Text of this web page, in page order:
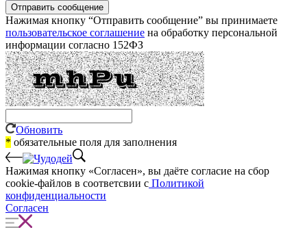
Отправить сообщение
Нажимая кнопку “Отправить сообщение” вы принимаете
пользовательское соглашение на обработку персональной
информации согласно 152ФЗ
Обновить
* обязательные поля для заполнения
Нажимая кнопку «Согласен», вы даёте cогласие на сбор
cookie-файлов в соответсвии с Политикой
конфиденциальности
Согласен